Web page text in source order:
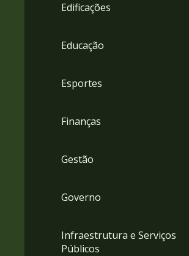
Edificações
Educação
Esportes
Finanças
Gestão
Governo
Infraestrutura e Serviços
Públicos